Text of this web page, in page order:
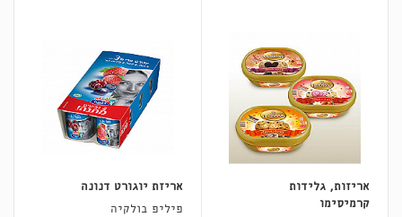
אריזות, גלידות
קרמיסימו
אריזת יוגורט דנונה
פיליפ בולקיה